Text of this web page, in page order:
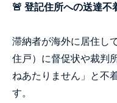
🚨 登記住所への送達不
滞納者が海外に居住し
住戸）に督促状や裁判
ねあたりません」と不
す。